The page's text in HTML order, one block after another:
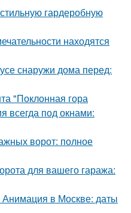
гардеробную
находятся
снаружи дома перед:
"Поклонная гора
всегда под окнами:
ворот: полное
для вашего гаража:
в Москве: даты